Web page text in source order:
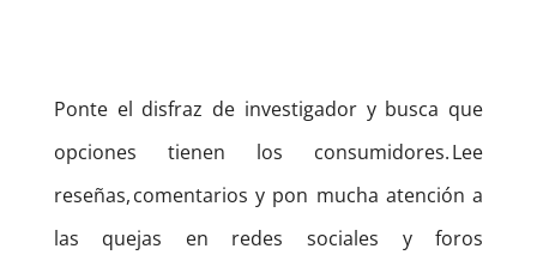
Ponte el disfraz de investigador y busca que
opciones tienen los consumidores. Lee
reseñas, comentarios y pon mucha atención a
las quejas en redes sociales y foros